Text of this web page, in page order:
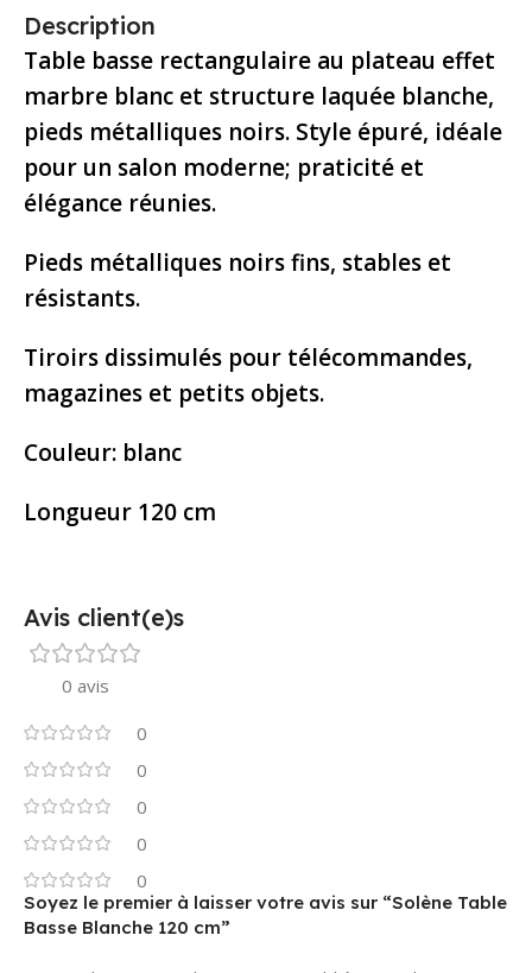
Description
Table basse rectangulaire au plateau effet
marbre blanc et structure laquée blanche,
pieds métalliques noirs. Style épuré, idéale
pour un salon moderne; praticité et
élégance réunies.
Pieds métalliques noirs fins, stables et
résistants.
Tiroirs dissimulés pour télécommandes,
magazines et petits objets.
Couleur: blanc
Longueur 120 cm
Avis client(e)s
0 avis
0
0
0
0
0
Soyez le premier à laisser votre avis sur “Solène Table
Basse Blanche 120 cm”